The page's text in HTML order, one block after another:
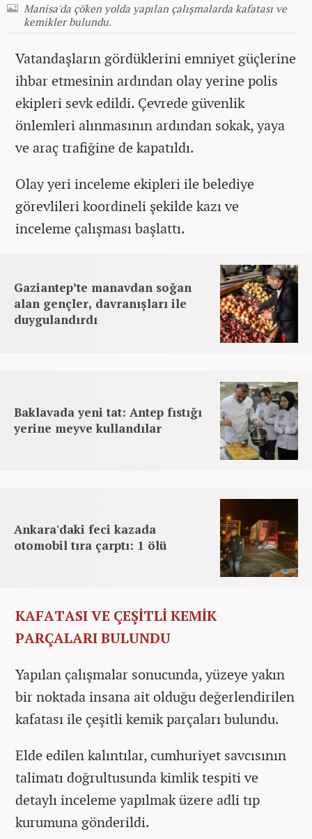
Manisa'da çöken yolda yapılan çalışmalarda kafatası ve
kemikler bulundu.
Vatandaşların gördüklerini emniyet güçlerine
ihbar etmesinin ardından olay yerine polis
ekipleri sevk edildi. Çevrede güvenlik
önlemleri alınmasının ardından sokak, yaya
ve araç trafiğine de kapatıldı.
Olay yeri inceleme ekipleri ile belediye
görevlileri koordineli şekilde kazı ve
inceleme çalışması başlattı.
Gaziantep’te manavdan soğan
alan gençler, davranışları ile
duygulandırdı
Baklavada yeni tat: Antep fıstığı
yerine meyve kullandılar
Ankara'daki feci kazada
otomobil tıra çarptı: 1 ölü
KAFATASI VE ÇEŞİTLİ KEMİK
PARÇALARI BULUNDU
Yapılan çalışmalar sonucunda, yüzeye yakın
bir noktada insana ait olduğu değerlendirilen
kafatası ile çeşitli kemik parçaları bulundu.
Elde edilen kalıntılar, cumhuriyet savcısının
talimatı doğrultusunda kimlik tespiti ve
detaylı inceleme yapılmak üzere adli tıp
kurumuna gönderildi.